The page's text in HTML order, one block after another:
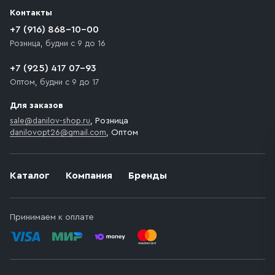
движения. Если на территории места назначения
доставки предусмотрен платный въезд, то Покупателю
необходимо компенсировать стоимость въезда
Каталог Компания Бренды
Принимаем к оплате
Контакты
+7 (916) 868-10-00
Розница, будни с 9 до 16
+7 (925) 417 07-93
Оптом, будни с 9 до 17
Для заказов
sale@danilov-shop.ru, Розница
danilovopt26@gmail.com, Оптом